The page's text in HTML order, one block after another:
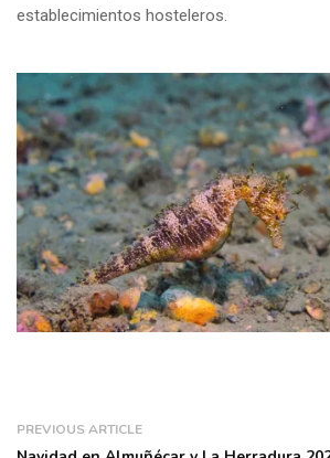
establecimientos hosteleros.
PREVIOUS ARTICLE